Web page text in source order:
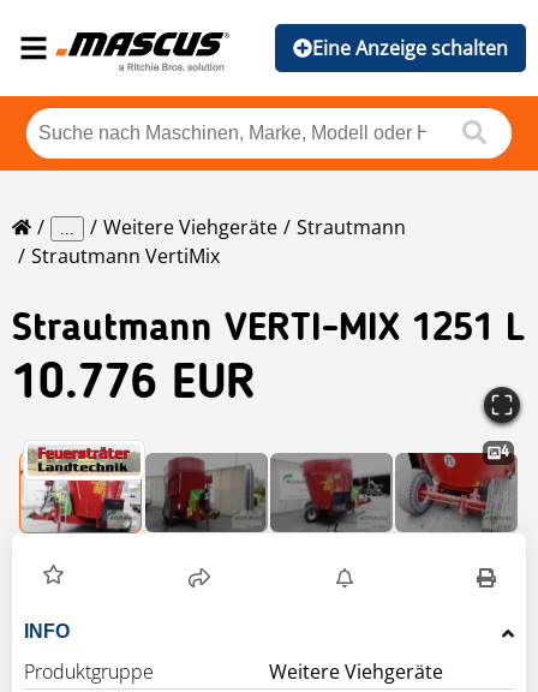
Eine Anzeige schalten
... Weitere Viehgeräte
Strautmann
Strautmann VertiMix
Strautmann VERTI-MIX 1251 L
10.776 EUR
4
INFO
Produktgruppe
Weitere Viehgeräte